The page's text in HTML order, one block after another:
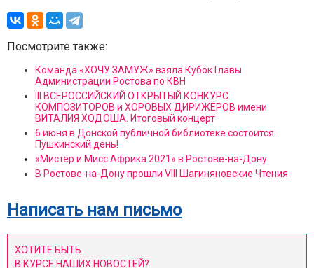
Посмотрите также:
Команда «ХОЧУ ЗАМУЖ» взяла Кубок Главы
Администрации Ростова по КВН
III ВСЕРОССИЙСКИЙ ОТКРЫТЫЙ КОНКУРС
КОМПОЗИТОРОВ и ХОРОВЫХ ДИРИЖЁРОВ имени
ВИТАЛИЯ ХОДОША. Итоговый концерт
6 июня в Донской публичной библиотеке состоится
Пушкинский день!
«Мистер и Мисс Африка 2021» в Ростове-на-Дону
В Ростове-на-Дону прошли VIII Шагиняновские Чтения
Написать нам письмо
ХОТИТЕ БЫТЬ
В КУРСЕ НАШИХ НОВОСТЕЙ?